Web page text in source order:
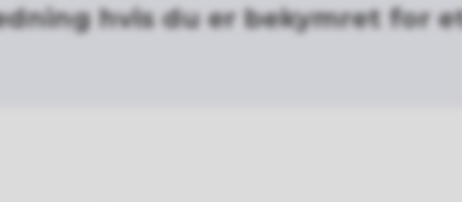
hvis du er bekymret for